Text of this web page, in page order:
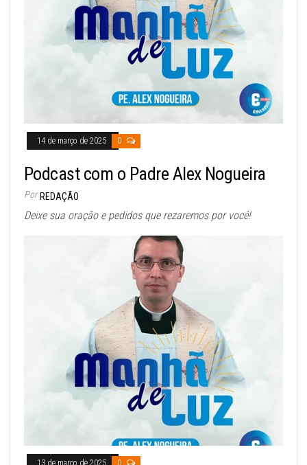
14 de março de 2025 0
Podcast com o Padre Alex Nogueira
Por REDAÇÃO
Deixe sua oração e pedidos que rezaremos por você!
13 de março de 2025 0